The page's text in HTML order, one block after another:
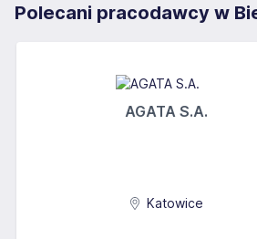
Polecani pracodawcy w
AGATA S.A.
Katowice